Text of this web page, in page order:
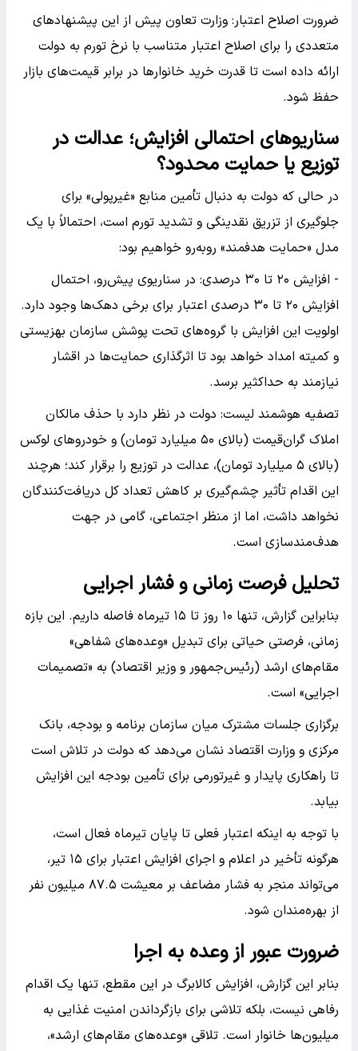
ضرورت اصلاح اعتبار: وزارت تعاون پیش از این پیشنهاد‌های
متعددی را برای اصلاح اعتبار متناسب با نرخ تورم به دولت
ارائه داده است تا قدرت خرید خانوار‌ها در برابر قیمت‌های بازار
حفظ شود.
سناریو‌های احتمالی افزایش؛ عدالت در
توزیع یا حمایت محدود؟
در حالی که دولت به دنبال تأمین منابع «غیرپولی» برای
جلوگیری از تزریق نقدینگی و تشدید تورم است، احتمالاً با یک
مدل «حمایت هدفمند» رو‌به‌رو خواهیم بود:
- افزایش ۲۰ تا ۳۰ درصدی: در سناریوی پیش‌رو، احتمال
افزایش ۲۰ تا ۳۰ درصدی اعتبار برای برخی دهک‌ها وجود دارد.
اولویت این افزایش با گروه‌های تحت پوشش سازمان بهزیستی
و کمیته امداد خواهد بود تا اثرگذاری حمایت‌ها در اقشار
نیازمند به حداکثیر برسد.
تصفیه هوشمند لیست: دولت در نظر دارد با حذف مالکان
املاک گران‌قیمت (بالای ۵۰ میلیارد تومان) و خودرو‌های لوکس
(بالای ۵ میلیارد تومان)، عدالت در توزیع را برقرار کند؛ هرچند
این اقدام تأثیر چشم‌گیری بر کاهش تعداد کل دریافت‌کنندگان
نخواهد داشت، اما از منظر اجتماعی، گامی در جهت
هدف‌مندسازی است.
تحلیل فرصت زمانی و فشار اجرایی
بنابراین گزارش، تنها ۱۰ روز تا ۱۵ تیرماه فاصله داریم. این بازه
زمانی، فرصتی حیاتی برای تبدیل «وعده‌های شفاهی»
مقام‌های ارشد (رئیس‌جمهور و وزیر اقتصاد) به «تصمیمات
اجرایی» است.
برگزاری جلسات مشترک میان سازمان برنامه و بودجه، بانک
مرکزی و وزارت اقتصاد نشان می‌دهد که دولت در تلاش است
تا راهکاری پایدار و غیرتورمی برای تأمین بودجه این افزایش
بیابد.
با توجه به اینکه اعتبار فعلی تا پایان تیرماه فعال است،
هرگونه تأخیر در اعلام و اجرای افزایش اعتبار برای ۱۵ تیر،
می‌تواند منجر به فشار مضاعف بر معیشت ۸۷.۵ میلیون نفر
از بهره‌مندان شود.
ضرورت عبور از وعده به اجرا
بنابر این گزارش، افزایش کالابرگ در این مقطع، تنها یک اقدام
رفاهی نیست، بلکه تلاشی برای بازگرداندن امنیت غذایی به
میلیون‌ها خانوار است. تلاقی «وعده‌های مقام‌های ارشد»،